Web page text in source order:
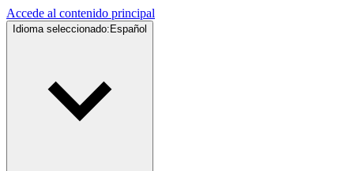
Accede al contenido principal
Idioma seleccionado: Español